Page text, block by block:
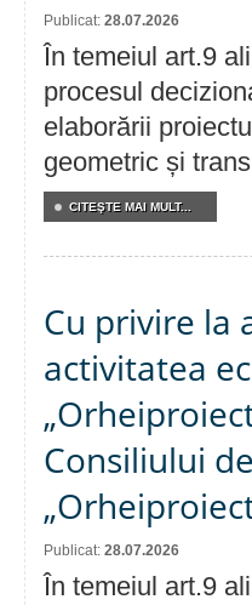
Publicat: 28.07.2026
În temeiul art.9
procesul
elaborării
geometric și
CITEŞTE MAI MULT...
Cu privire la
activitatea
Consiliului
Publicat: 28.07.2026
În temeiul art.9